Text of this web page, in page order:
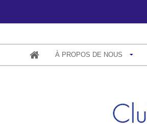
À PROPOS DE NOUS